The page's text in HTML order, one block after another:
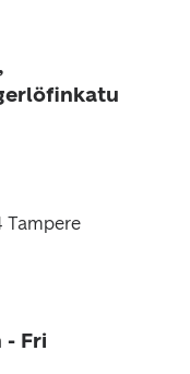
Tampere
- Fri